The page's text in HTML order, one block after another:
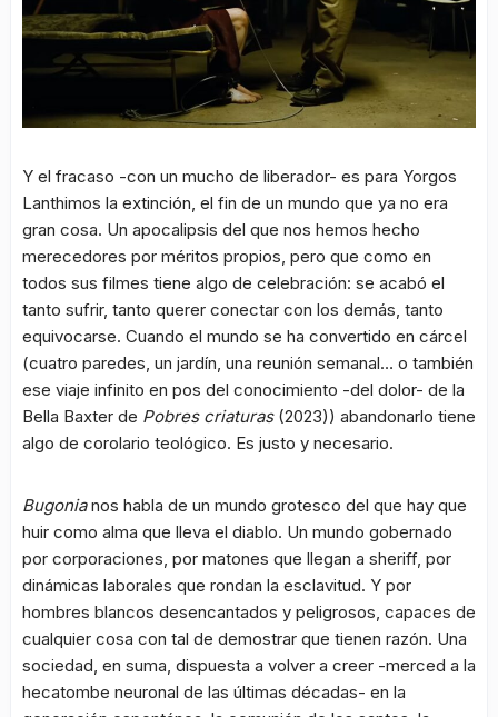
Y el fracaso -con un mucho de liberador- es para Yorgos
Lanthimos la extinción, el fin de un mundo que ya no era
gran cosa. Un apocalipsis del que nos hemos hecho
merecedores por méritos propios, pero que como en
todos sus filmes tiene algo de celebración: se acabó el
tanto sufrir, tanto querer conectar con los demás, tanto
equivocarse. Cuando el mundo se ha convertido en cárcel
(cuatro paredes, un jardín, una reunión semanal… o también
ese viaje infinito en pos del conocimiento -del dolor- de la
Bella Baxter de Pobres criaturas(2023)) abandonarlo tiene
algo de corolario teológico. Es justo y necesario.
Bugonianos habla de un mundo grotesco del que hay que
huir como alma que lleva el diablo. Un mundo gobernado
por corporaciones, por matones que llegan a sheriff, por
dinámicas laborales que rondan la esclavitud. Y por
hombres blancos desencantados y peligrosos, capaces de
cualquier cosa con tal de demostrar que tienen razón. Una
sociedad, en suma, dispuesta a volver a creer -merced a la
hecatombe neuronal de las últimas décadas- en la